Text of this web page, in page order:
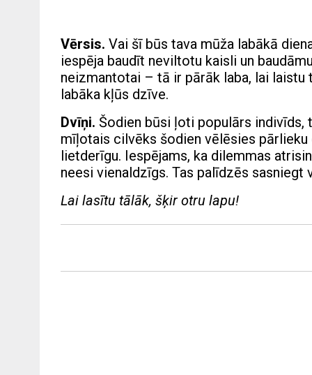
Vērsis. Vai šī būs tava mūža labākā
iespēja baudīt neviltotu kaisli un
neizmantotai – tā ir pārāk laba, lai
labāka kļūs dzīve.
Dvīņi. Šodien būsi ļoti populārs indivīds,
mīļotais cilvēks šodien vēlēsies
lietderīgu. Iespējams, ka dilemmas
neesi vienaldzīgs. Tas palīdzēs sasniegt
Lai lasītu tālāk, šķir otru lapu!